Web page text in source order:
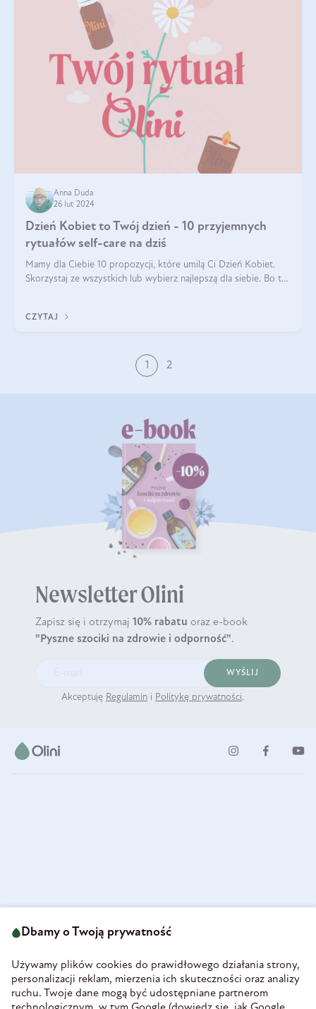
Anna Duda
26 lut 2024
Dzień Kobiet to Twój dzień - 10 przyjemnych
rytuałów self-care na dziś
Mamy dla Ciebie 10 propozycji, które umilą Ci Dzień Kobiet.
Skorzystaj ze wszystkich lub wybierz najlepszą dla siebie. Bo to
CZYTAJ
1 2
Newsletter Olini
Zapisz się i otrzymaj 10% rabatu oraz e-book
"Pyszne szociki na zdrowie i odporność".
WYŚLIJ
Akceptuję Regulamin i Politykę prywatności.
58-160 Świebodzice
REGON 890213034
INFORMACJE
Dbamy o Twoją prywatność
Używamy plików cookies do prawidłowego działania strony,
personalizacji reklam, mierzenia ich skuteczności oraz analizy
ruchu. Twoje dane mogą być udostępniane partnerom